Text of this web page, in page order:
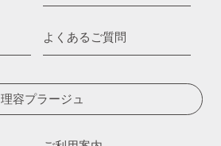
よくあるご質問
理容プラージュ